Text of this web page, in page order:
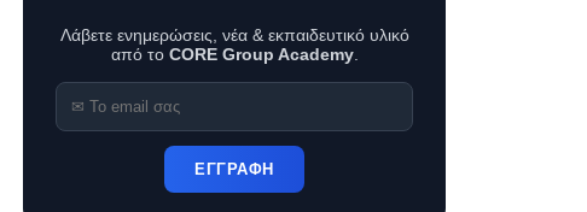
Λάβετε ενημερώσεις, νέα & εκπαιδευτικό υλικό
από το CORE Group Academy.
ΕΓΓΡΑΦΗ